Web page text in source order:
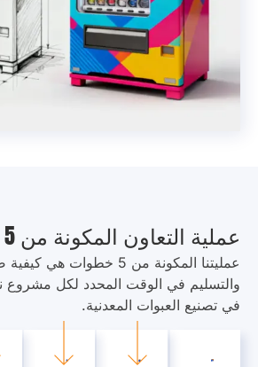
عملية التعاون المكونة من 5 خطوات
عمليتنا المكونة من 5 خطوات
والتسليم في الوقت المحدد لكل مشروع
في تصنيع العبوات المعدنية.